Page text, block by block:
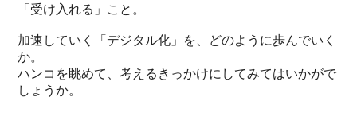
「受け入れる」こと。
加速していく「デジタル化」を、どのように歩んでいく
か。
ハンコを眺めて、考えるきっかけにしてみてはいかがで
しょうか。